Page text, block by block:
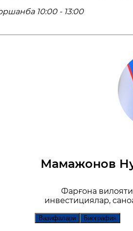
10:00 - 13:00
Мамажонов
Фарғона
инвестициялар,
Вазифалари Биография